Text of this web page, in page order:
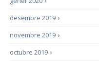
›
desembre 2019
›
novembre 2019
›
octubre 2019